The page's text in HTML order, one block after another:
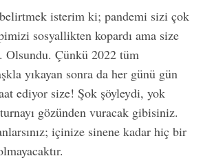
belirtmek isterim ki; pandemi sizi çok
sosyallikten kopardı ama size
Olsundu. Çünkü 2022 tüm
yıkayan sonra da her günü gün
ediyor size! Şok şöyleydi, yok
gözünden vuracak gibisiniz.
içinize sinene kadar hiç bir